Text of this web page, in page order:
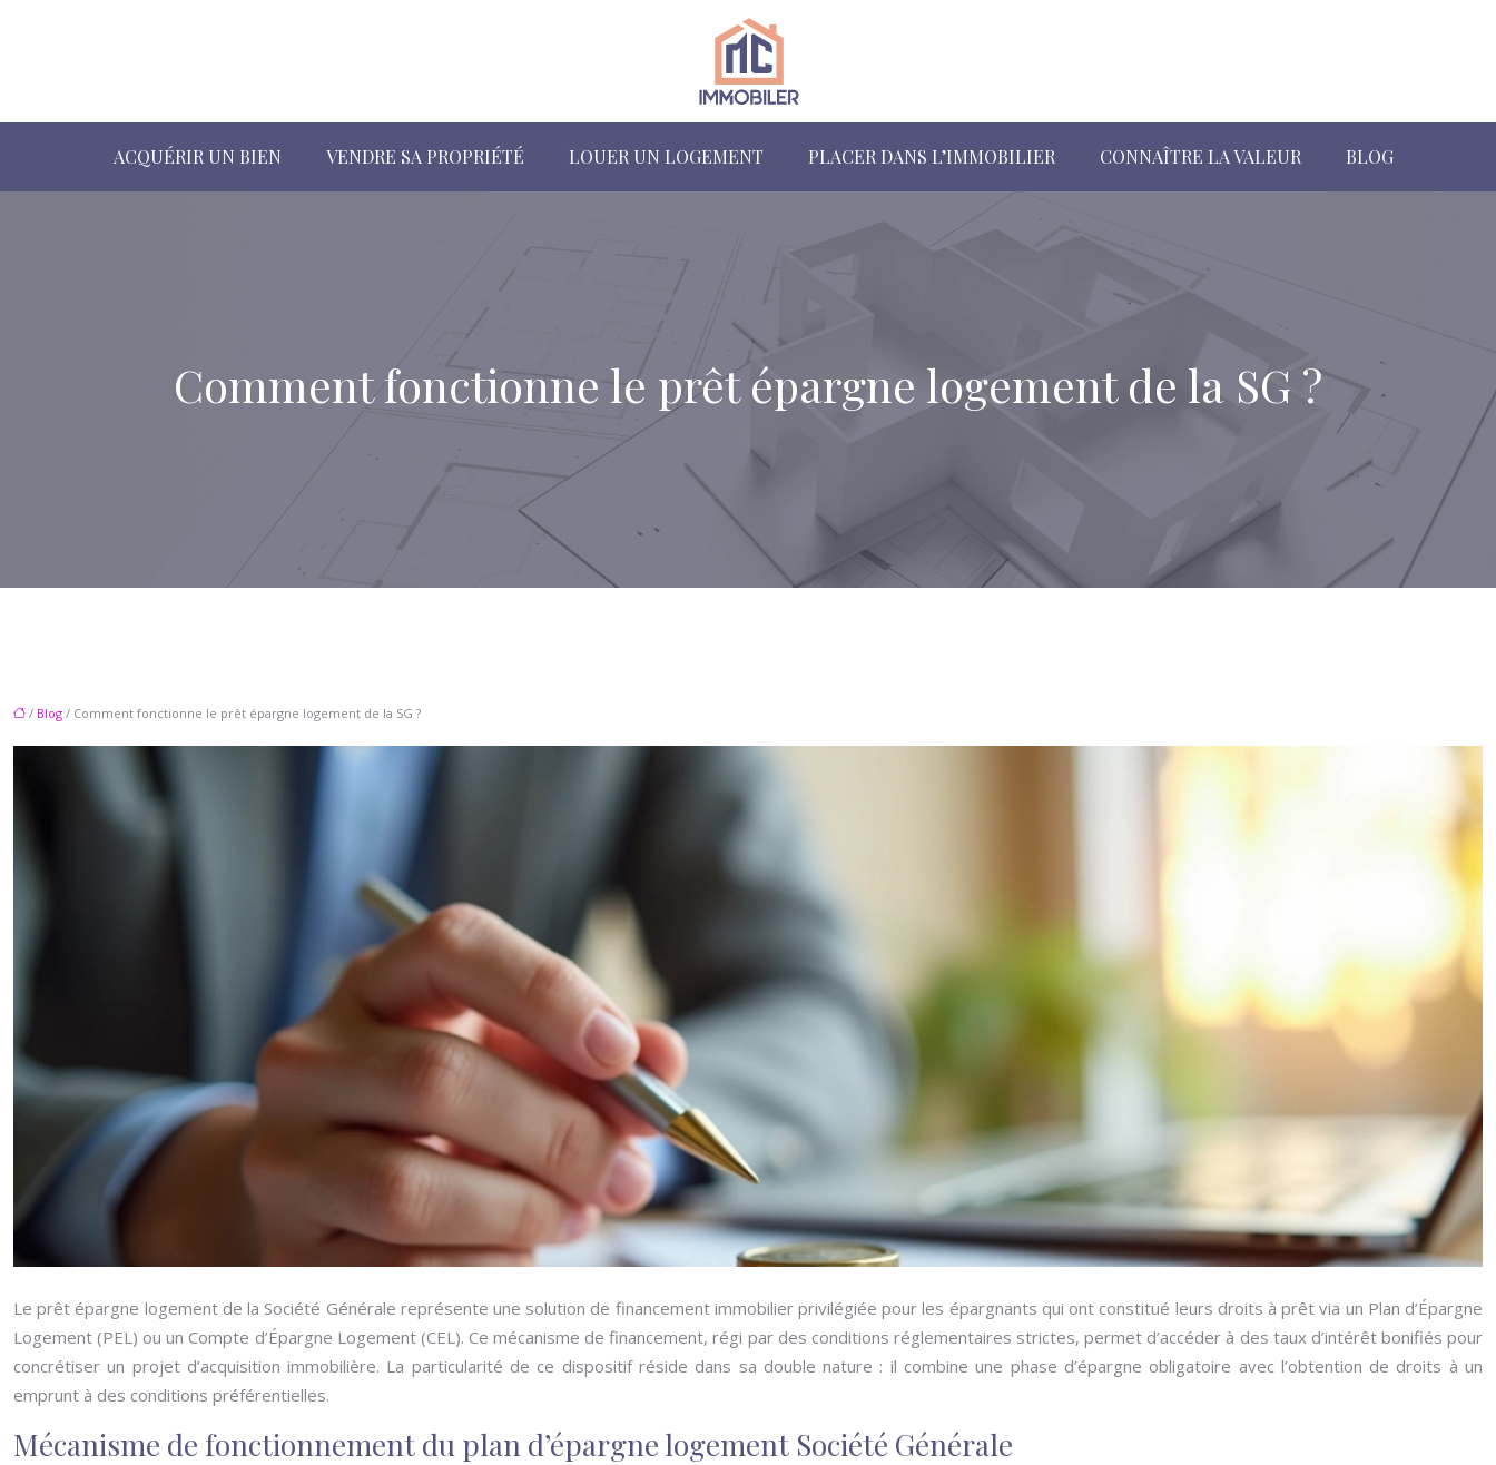
ACQUÉRIR UN BIEN VENDRE SA PROPRIÉTÉ LOUER UN LOGEMENT PLACER DANS L’IMMOBILIER CONNAÎTRE LA VALEUR BLOG
Comment fonctionne le prêt épargne logement de la SG ?
/ Blog / Comment fonctionne le prêt épargne logement de la SG ?
Le prêt épargne logement de la Société Générale représente une solution de financement immobilier privilégiée pour les épargnants qui ont constitué leurs droits à prêt via un Plan d’Épargne
Logement (PEL) ou un Compte d’Épargne Logement (CEL). Ce mécanisme de financement, régi par des conditions réglementaires strictes, permet d’accéder à des taux d’intérêt bonifiés pour
concrétiser un projet d’acquisition immobilière. La particularité de ce dispositif réside dans sa double nature : il combine une phase d’épargne obligatoire avec l’obtention de droits à un
emprunt à des conditions préférentielles.
Mécanisme de fonctionnement du plan d’épargne logement Société Générale